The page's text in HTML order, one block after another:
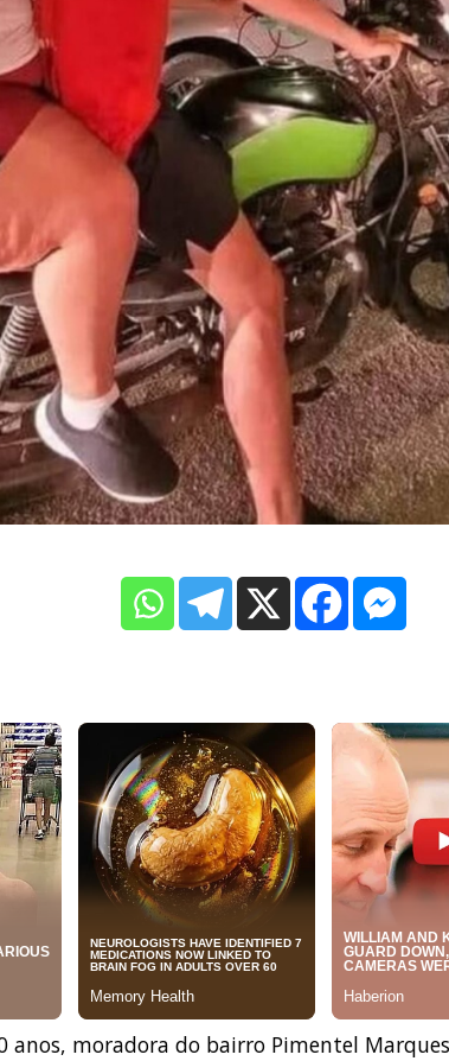
anos, moradora do bairro Pimentel